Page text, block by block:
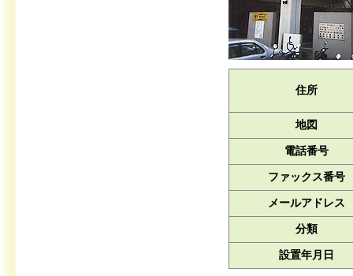
住所
地図
電話番号
ファックス番号
メールアドレス
分類
設置年月日